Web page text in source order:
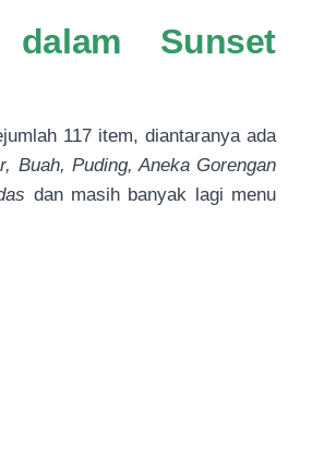
Sunset
117 item, diantaranya ada
Buah, Puding, Aneka Gorengan
dan masih banyak lagi menu